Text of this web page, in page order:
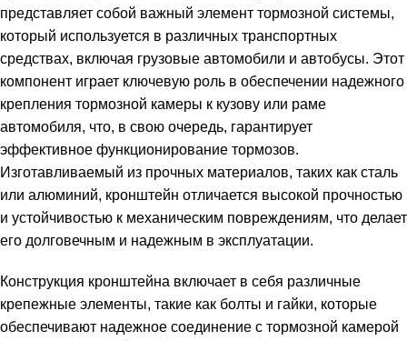
представляет собой важный элемент тормозной системы,
который используется в различных транспортных
средствах, включая грузовые автомобили и автобусы. Этот
компонент играет ключевую роль в обеспечении надежного
крепления тормозной камеры к кузову или раме
автомобиля, что, в свою очередь, гарантирует
эффективное функционирование тормозов.
Изготавливаемый из прочных материалов, таких как сталь
или алюминий, кронштейн отличается высокой прочностью
и устойчивостью к механическим повреждениям, что делает
его долговечным и надежным в эксплуатации.
Конструкция кронштейна включает в себя различные
крепежные элементы, такие как болты и гайки, которые
обеспечивают надежное соединение с тормозной камерой